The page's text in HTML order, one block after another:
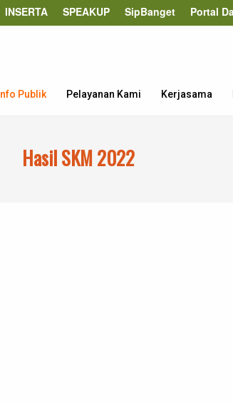
INSERTA SPEAKUP SipBanget Portal
Info Publik Pelayanan Kami Kerjasama
Hasil SKM 2022